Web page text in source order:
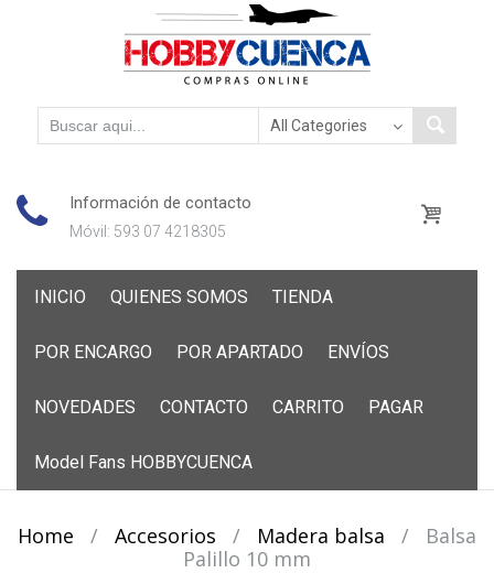
Información de contacto
Móvil: 593 07 4218305
INICIO QUIENES SOMOS TIENDA
POR ENCARGO POR APARTADO ENVÍOS
NOVEDADES CONTACTO CARRITO PAGAR
Model Fans HOBBYCUENCA
Home / Accesorios / Madera balsa /
Balsa
Palillo 10 mm